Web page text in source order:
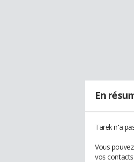
En
Tarek n'a
Vous
vos contacts.